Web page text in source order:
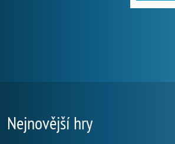
Nejnovější hry